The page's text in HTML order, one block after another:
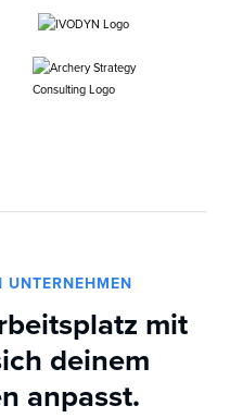
mit
deinem
anpasst.